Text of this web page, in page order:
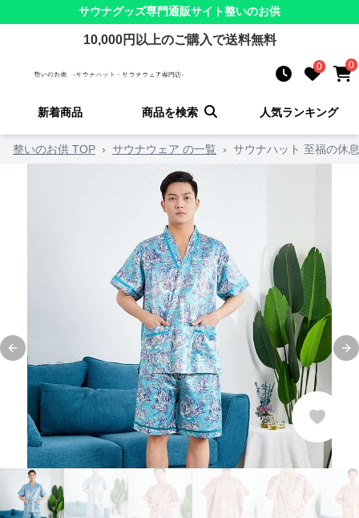
サウナグッズ専門通販サイト整いのお供
10,000円以上のご購入で送料無料
0 0
新着商品 商品を検索 人気ランキング
整いのお供 TOP › サウナウェア の一覧 › サウナハット 至福の休
Previous slide